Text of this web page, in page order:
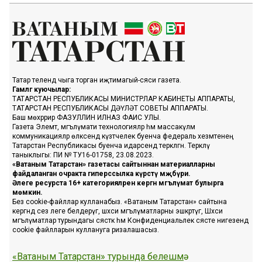
Татар телендә чыга торган иҗтимагый-сәяси газета.
Гамәлгә куючылар:
ТАТАРСТАН РЕСПУБЛИКАСЫ МИНИСТРЛАР КАБИНЕТЫ АППАРАТЫ,
ТАТАРСТАН РЕСПУБЛИКАСЫ ДӘҮЛӘТ СОВЕТЫ АППАРАТЫ.
Баш мөхәррир ФАЗУЛЛИН ИЛНАЗ ФАИС УЛЫ.
Газета Элемтә, мәгълүмати технологияләр һәм массакүләм
коммуникацияләр өлкәсендә күзәтчелек буенча федераль хезмәтенең
Татарстан Республикасы буенча идарәсендә теркәлгән. Теркәлү
таныклыгы: ПИ № ТУ16-01758, 23.08.2023.
«Ватаным Татарстан» газетасы сайтыннан материалларны
файдаланган очракта гиперссылка күрсәтү мәҗбүри.
Әлеге ресурста 16+ категорияләренә кергән мәгълүмат булырга
мөмкин.
Без cookie-файллар кулланабыз. «Ватаным Татарстан» сайтына
кергәндә сез әлеге белдерүгә, шәхси мәгълүматларны эшкәртүгә, Шәхси
мәгълүматлар турындагы сәясәткә һәм Конфиденциальлек сәясәте нигезендә
cookie файлларын куллануга ризалашасыз.
«Ватаным Татарстан» турында белешмә